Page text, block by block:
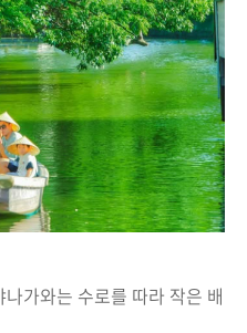
가와는 수로를 따라 작은 배